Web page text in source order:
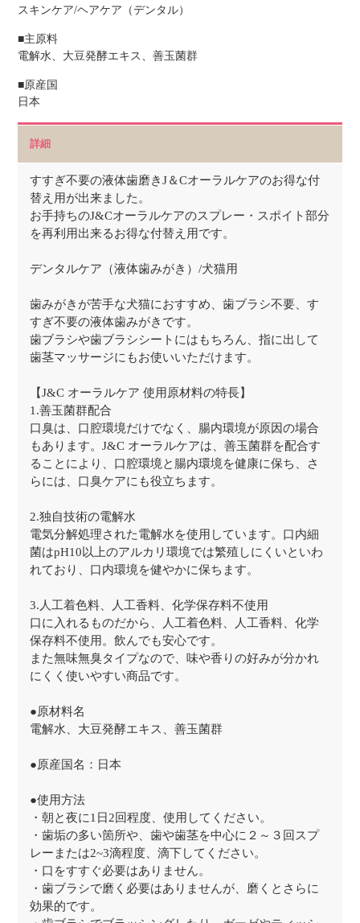
スキンケア/ヘアケア（デンタル）
■主原料
電解水、大豆発酵エキス、善玉菌群
■原産国
日本
詳細
すすぎ不要の液体歯磨きJ＆Cオーラルケアのお得な付
替え用が出来ました。
お手持ちのJ&Cオーラルケアのスプレー・スポイト部分
を再利用出来るお得な付替え用です。
デンタルケア（液体歯みがき）/犬猫用
歯みがきが苦手な犬猫におすすめ、歯ブラシ不要、す
すぎ不要の液体歯みがきです。
歯ブラシや歯ブラシシートにはもちろん、指に出して
歯茎マッサージにもお使いいただけます。
【J&C オーラルケア 使用原材料の特長】
1.善玉菌群配合
口臭は、口腔環境だけでなく、腸内環境が原因の場合
もあります。J&C オーラルケアは、善玉菌群を配合す
ることにより、口腔環境と腸内環境を健康に保ち、さ
らには、口臭ケアにも役立ちます。
2.独自技術の電解水
電気分解処理された電解水を使用しています。口内細
菌はpH10以上のアルカリ環境では繁殖しにくいといわ
れており、口内環境を健やかに保ちます。
3.人工着色料、人工香料、化学保存料不使用
口に入れるものだから、人工着色料、人工香料、化学
保存料不使用。飲んでも安心です。
また無味無臭タイプなので、味や香りの好みが分かれ
にくく使いやすい商品です。
●原材料名
電解水、大豆発酵エキス、善玉菌群
●原産国名：日本
●使用方法
・朝と夜に1日2回程度、使用してください。
・歯垢の多い箇所や、歯や歯茎を中心に２～３回スプ
レーまたは2~3滴程度、滴下してください。
・口をすすぐ必要はありません。
・歯ブラシで磨く必要はありませんが、磨くとさらに
効果的です。